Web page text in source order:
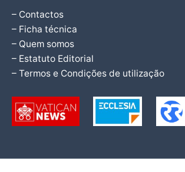
– Contactos
– Ficha técnica
– Quem somos
– Estatuto Editorial
– Termos e Condições de utilização